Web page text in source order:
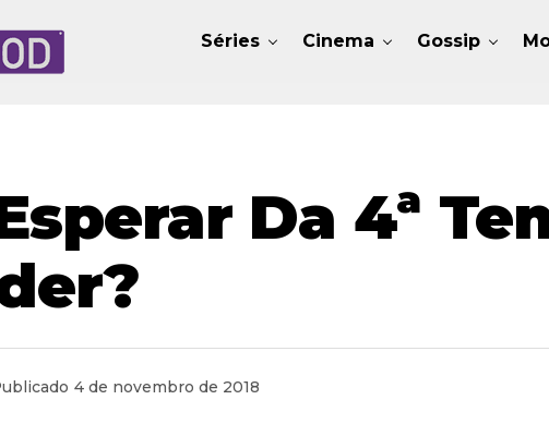
Séries Cinema Gossip
Da 4ª
4 de novembro de 2018